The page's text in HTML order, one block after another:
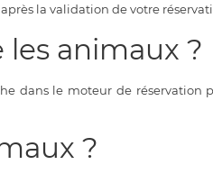
la validation de votre
animaux ?
dans le moteur de
?